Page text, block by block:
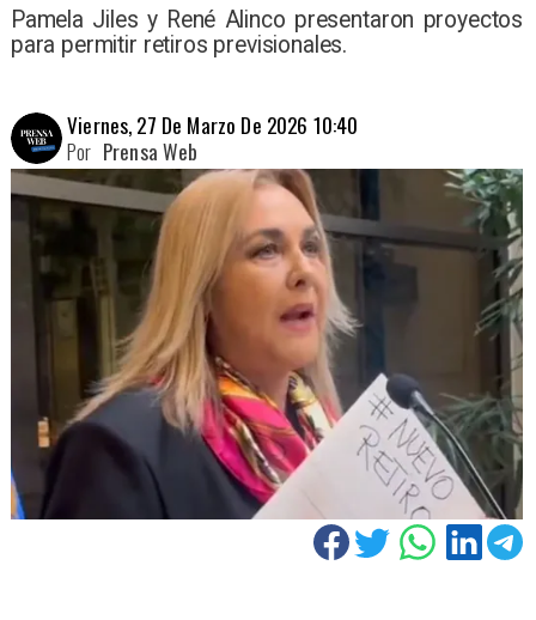
Pamela Jiles y René Alinco presentaron proyectos
para permitir retiros previsionales.
Viernes, 27 De Marzo De 2026 10:40
Prensa Web
Por